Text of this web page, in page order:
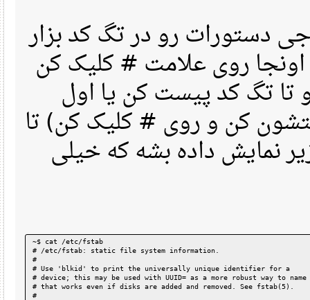
رو در تگ کد بزار
روی علامت # کلیک کن
تگ کد پیست کن یا اول
کن و روی # کلیک کن) تا
داده بشه که خیلی
~$ cat /etc/fstab
# /etc/fstab: static file system information.
# Use 'blkid' to print the universally unique identifier for a
# device; this may be used with UUID= as a more robust way to
# that works even if disks are added and removed. See fstab(5).